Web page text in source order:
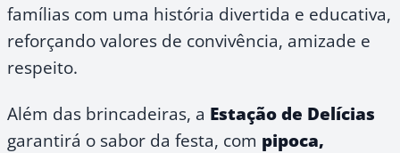
famílias com uma história divertida e educativa,
reforçando valores de convivência, amizade e
respeito.
Além das brincadeiras, a Estação de Delícias
garantirá o sabor da festa, com pipoca,